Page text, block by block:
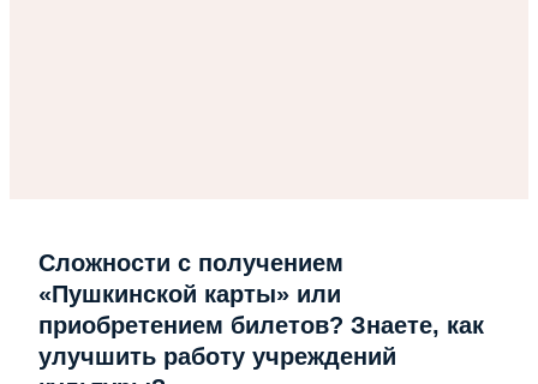
Сложности с получением
«Пушкинской карты» или
приобретением билетов? Знаете, как
улучшить работу учреждений